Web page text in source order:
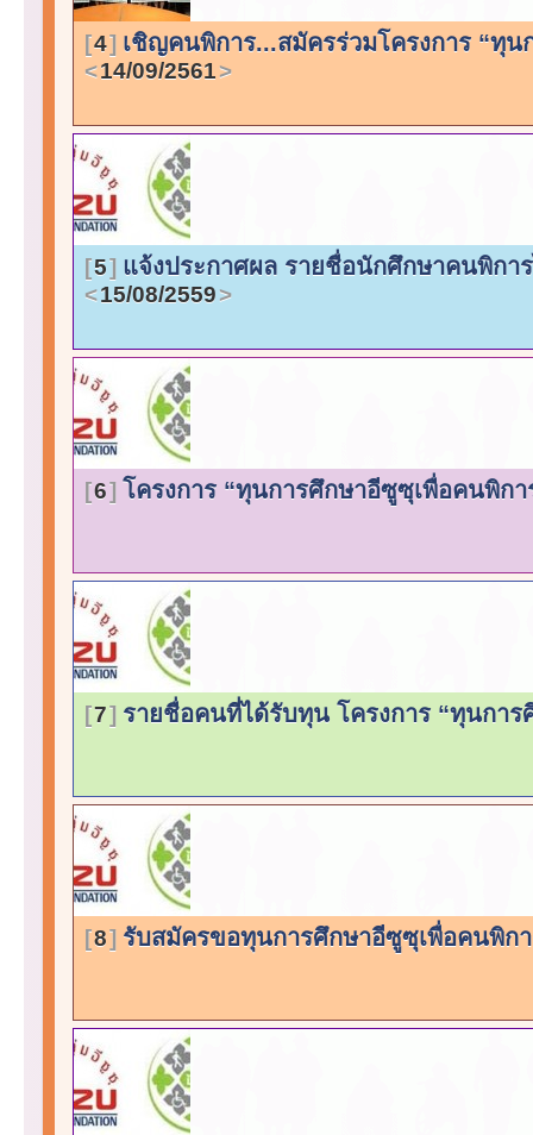
4 เชิญคนพิการ...สมัครร่วมโครงการ “ทุ
14/09/2561
5 แจ้งประกาศผล รายชื่อนักศึกษาคนพิก
15/08/2559
6 โครงการ “ทุนการศึกษาอีซูซุเพื่อคนพิก
7 รายชื่อคนที่ได้รับทุน โครงการ “ทุนกา
8 รับสมัครขอทุนการศึกษาอีซูซุเพื่อคนพิก